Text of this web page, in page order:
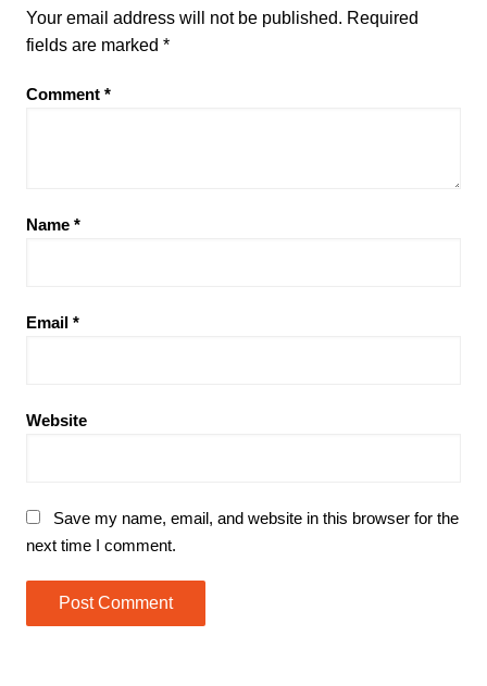
Your email address will not be published. Required
fields are marked *
Comment *
Name *
Email *
Website
Save my name, email, and website in this browser for the
next time I comment.